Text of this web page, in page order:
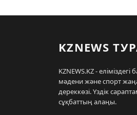
KZNEWS
KZNEWS.KZ -
мәдени және спорт
дереккөзі. Үздік
сұқбаттың алаңы.